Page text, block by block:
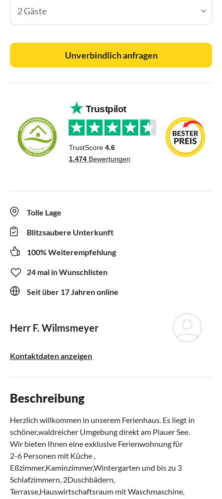
2 Gäste
Unverbindlich anfragen
Tolle Lage
Blitzsaubere Unterkunft
100% Weiterempfehlung
24 mal in Wunschlisten
Seit über 17 Jahren online
Herr F. Wilmsmeyer
Kontaktdaten anzeigen
Beschreibung
Herzlich willkommen in unserem Ferienhaus. Es liegt in
schöner,waldreicher Umgebung direkt am Plauer See.
Wir bieten Ihnen eine exklusive Ferienwohnung für
2-6 Personen mit Küche ,
Eßzimmer,Kaminzimmer,Wintergarten und bis zu 3
Schlafzimmern, 2Duschbädern,
Terrasse,Hauswirtschaftsraum mit Waschmaschine,